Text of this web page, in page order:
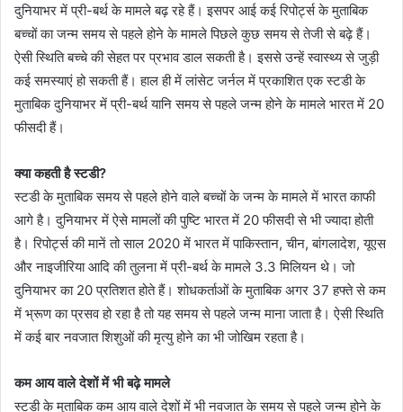
दुनियाभर में प्री-बर्थ के मामले बढ़ रहे हैं। इसपर आई कई रिपोर्ट्स के मुताबिक
बच्चों का जन्म समय से पहले होने के मामले पिछले कुछ समय से तेजी से बढ़े हैं।
ऐसी स्थिति बच्चे की सेहत पर प्रभाव डाल सकती है। इससे उन्हें स्वास्थ्य से जुड़ी
कई समस्याएं हो सकती हैं। हाल ही में लांसेट जर्नल में प्रकाशित एक स्टडी के
मुताबिक दुनियाभर में प्री-बर्थ यानि समय से पहले जन्म होने के मामले भारत में 20
फीसदी हैं।
क्या कहती है स्टडी?
स्टडी के मुताबिक समय से पहले होने वाले बच्चों के जन्म के मामले में भारत काफी
आगे है। दुनियाभर में ऐसे मामलों की पुष्टि भारत में 20 फीसदी से भी ज्यादा होती
है। रिपोर्ट्स की मानें तो साल 2020 में भारत में पाकिस्तान, चीन, बांगलादेश, यूएस
और नाइजीरिया आदि की तुलना में प्री-बर्थ के मामले 3.3 मिलियन थे। जो
दुनियाभर का 20 प्रतिशत होते हैं। शोधकर्ताओं के मुताबिक अगर 37 हफ्ते से कम
में भ्रूण का प्रसव हो रहा है तो यह समय से पहले जन्म माना जाता है। ऐसी स्थिति
में कई बार नवजात शिशुओं की मृत्यु होने का भी जोखिम रहता है।
कम आय वाले देशों में भी बढ़े मामले
स्टडी के मुताबिक कम आय वाले देशों में भी नवजात के समय से पहले जन्म होने के